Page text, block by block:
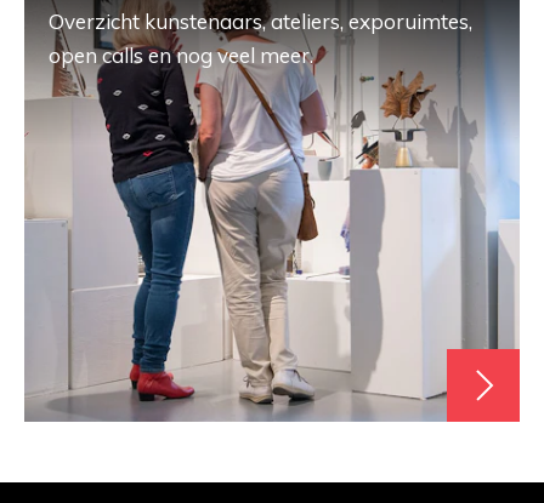
Overzicht kunstenaars, ateliers, exporuimtes,
open calls en nog veel meer.